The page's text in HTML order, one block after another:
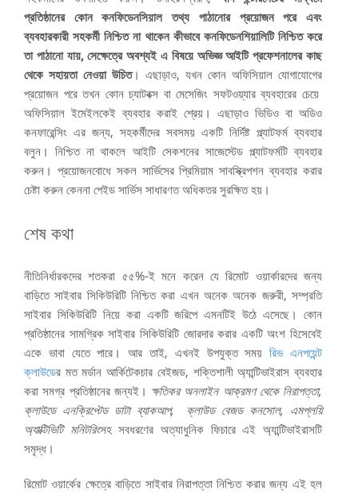
প্রতিষ্ঠানের কোন কনফিডেনসিয়াল তথ্য পাঠানোর প্রয়োজন পরে এবং
ব্যবহারকারী সহকর্মী নিশ্চিত না থাকেন কীভাবে কনফিডেনশিয়ালিটি নিশ্চিত করে
তা পাঠানো যায়, সেক্ষেত্রে অবশ্যই এ বিষয়ে অভিজ্ঞ আইটি প্রফেশনালের কাছ
থেকে সহায়তা নেওয়া উচিত। এছাড়াও, যখন কোন অফিসিয়াল যোগাযোগের
প্রয়োজন পরে তখন কোন চ্যাটবক্স বা মেসেজিং সফটওয়্যার ব্যবহারের চেয়ে
অফিসিয়াল ইমেইলকেই ব্যবহার করাই শ্রেয়। এছাড়াও ভিডিও বা অডিও
কনফারেন্সিং এর জন্য, সহকর্মীদের সবসময় একটি নির্দিষ্ট প্ল্যাটফর্ম ব্যবহার
বলুন। নিশ্চিত না থাকলে আইটি সেকশনের সাজেস্টেড প্ল্যাটফর্মটি ব্যবহার
করুন। প্রয়োজনবোধে সকল সার্ভিসের প্রিমিয়াম সাবস্ক্রিপশন ব্যবহার করার
চেষ্টা করুন কেননা পেইড সার্ভিস সাধারণত অধিকতর সুরক্ষিত হয়।
শেষ কথা
নীতিনির্ধারকদের শতকরা ৫৫%-ই মনে করেন যে রিমোট ওয়ার্কারদের জন্য
বাড়িতে সাইবার সিকিউরিটি নিশ্চিত করা এখন অনেক অনেক জরুরী, সম্প্রতি
সাইবার সিকিউরিটি নিয়ে করা একটি জরিপে এমনটিই উঠে এসেছে। কোন
প্রতিষ্ঠানের সামগ্রিক সাইবার সিকিউরিটি জোরদার করার একটি অংশ হিসেবেই
একে ভাবা যেতে পারে। আর তাই, এখনই উপযুক্ত সময়রিভ এনপয়েন্ট
ক্লাউডের মত মর্ডান আর্কিটেকচার বেইজড, শক্তিশালী অ্যান্টিভাইরাস ব্যবহার
করা সমগ্র প্রতিষ্ঠানের জন্যই। ক্ষতিকর অনলাইন আক্রমণ থেকে নিরাপত্তা,
ক্লাউডে এনক্রিপ্টেড ডাটা ব্যাকআপ, ক্লাউড বেজড কনসোল, এমপ্লয়ি
অ্যাক্টিভিটি মনিটরিংসহ সবধরণের অত্যাধুনিক ফিচারে এই অ্যান্টিভাইরাসটি
সমৃদ্ধ।
রিমোট ওয়ার্কের ক্ষেত্রে বাড়িতে সাইবার নিরাপত্তা নিশ্চিত করার জন্য এই হল